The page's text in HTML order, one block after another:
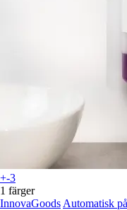
+-3
1 färger
InnovaGoods Automatisk